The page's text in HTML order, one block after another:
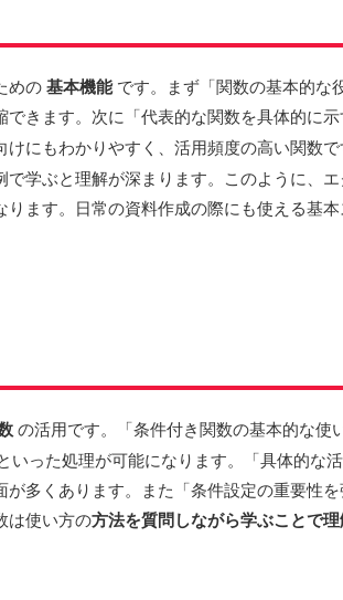
めの 基本機能です。まず「関数の基本的な
きます。次に「代表的な関数を具体的に示
けにもわかりやすく、活用頻度の高い関数
学ぶと理解が深まります。このように、
ます。日常の資料作成の際にも使える基
の活用です。「条件付き関数の基本的な使
いった処理が可能になります。「具体的な
多くあります。また「条件設定の重要性
は使い方の方法を質問しながら学ぶことで